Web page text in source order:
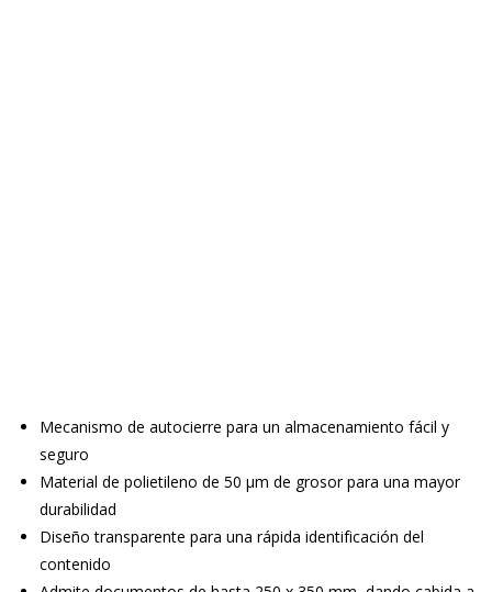
Mecanismo de autocierre para un almacenamiento fácil y
seguro
Material de polietileno de 50 µm de grosor para una mayor
durabilidad
Diseño transparente para una rápida identificación del
contenido